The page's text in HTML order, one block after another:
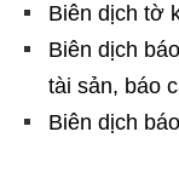
Biên dịch tờ
Biên dịch
tài sản, báo
Biên dịch